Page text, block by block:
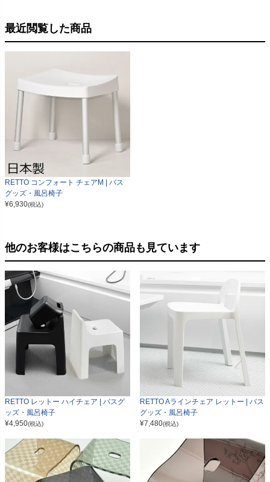
最近閲覧した商品
RETTO コンフォート チェアM | バス
グッズ・風呂椅子
¥6,930(税込)
他のお客様はこちらの商品も見ています
RETTO レットー ハイチェア | バスグ
ッズ・風呂椅子
¥4,950(税込)
RETTO Aラインチェア レットー | バス
グッズ・風呂椅子
¥7,480(税込)